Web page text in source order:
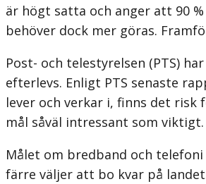
är högt satta och anger att 90
behöver dock mer göras.
Post- och telestyrelsen (PTS)
efterlevs. Enligt PTS senaste
lever och verkar i, finns det risk
mål såväl intressant som viktigt.
Målet om bredband och
färre väljer att bo kvar på